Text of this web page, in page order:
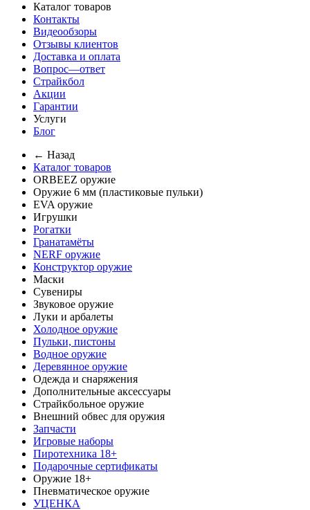
Каталог товаров
Контакты
Видеообзоры
Отзывы клиентов
Доставка и оплата
Вопрос—ответ
Страйкбол
Акции
Гарантии
Услуги
Блог
← Назад
Каталог товаров
ORBEEZ оружие
Оружие 6 мм (пластиковые пульки)
EVA оружие
Игрушки
Рогатки
Гранатамёты
NERF оружие
Конструктор оружие
Маски
Сувениры
Звуковое оружие
Луки и арбалеты
Холодное оружие
Пульки, пистоны
Водное оружие
Деревянное оружие
Одежда и снаряжения
Дополнительные аксессуары
Страйкбольное оружие
Внешний обвес для оружия
Запчасти
Игровые наборы
Пиротехника 18+
Подарочные сертификаты
Оружие 18+
Пневматическое оружие
УЦЕНКА